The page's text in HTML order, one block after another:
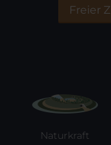
Freier
Naturkraft